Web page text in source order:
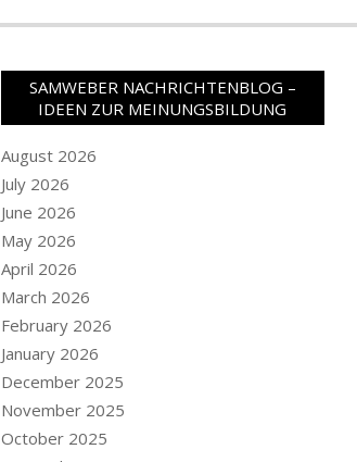
SAMWEBER NACHRICHTENBLOG –
IDEEN ZUR MEINUNGSBILDUNG
August 2026
July 2026
June 2026
May 2026
April 2026
March 2026
February 2026
January 2026
December 2025
November 2025
October 2025